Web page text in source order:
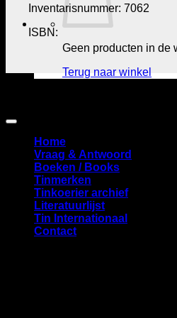
Geen producten in de
Terug naar winkel
Inventarisnummer: 7062
ISBN:
Home
Vraag & Antwoord
Boeken / Books
Tinmerken
Tinkoerier archief
Literatuurlijst
Tin Internationaal
Contact